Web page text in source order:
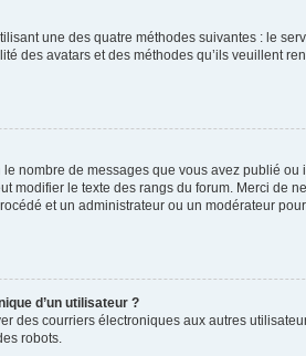
une des quatre méthodes suivantes : le
des avatars et des méthodes qu’ils veuillent
nombre de messages que vous avez publié
le texte des rangs du forum. Merci de
et un administrateur ou un modérateur
d’un utilisateur ?
courriers électroniques aux autres
robots.